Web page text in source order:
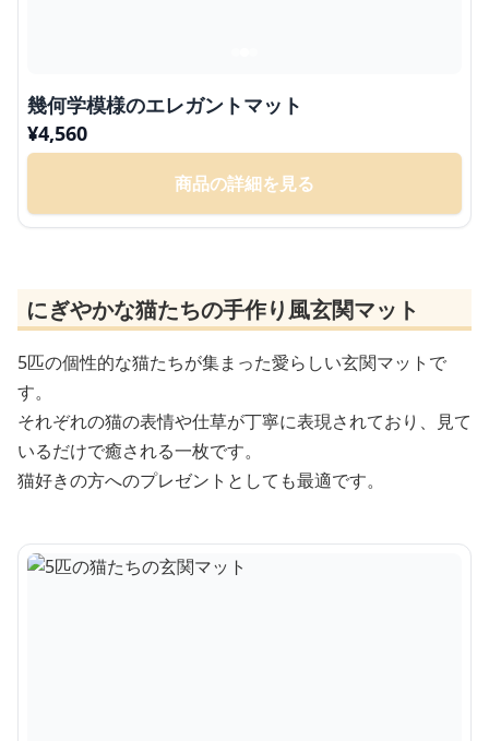
幾何学模様のエレガントマット
¥4,560
商品の詳細を見る
にぎやかな猫たちの手作り風玄関マット
5匹の個性的な猫たちが集まった愛らしい玄関マットで
す。
それぞれの猫の表情や仕草が丁寧に表現されており、見て
いるだけで癒される一枚です。
猫好きの方へのプレゼントとしても最適です。